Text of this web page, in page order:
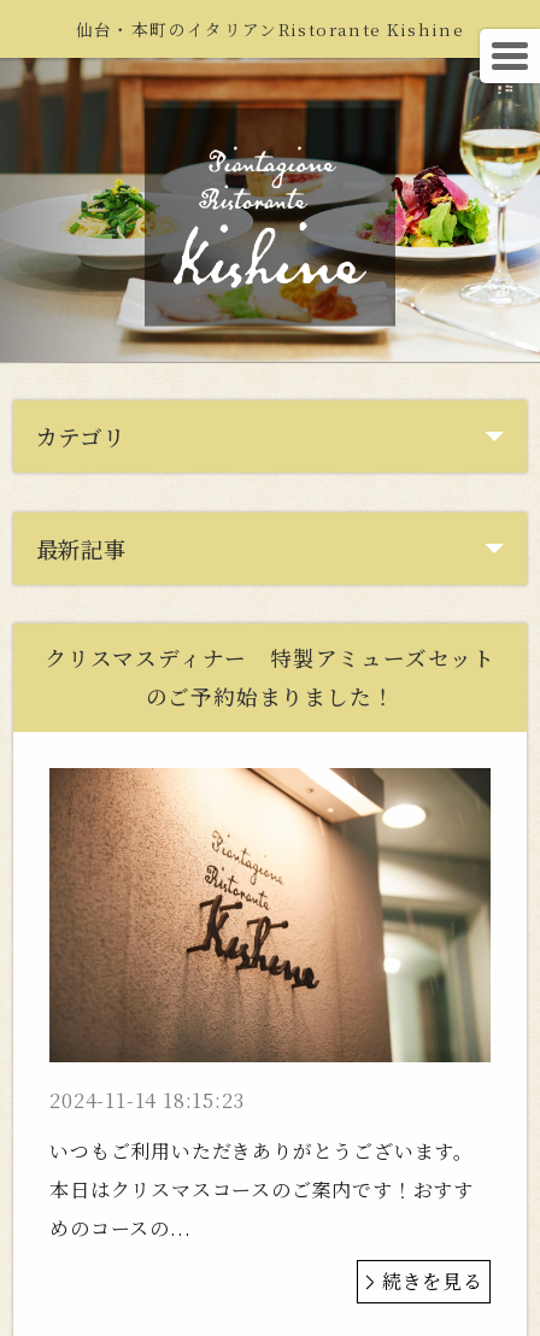
仙台・本町のイタリアンRistorante Kishine
カテゴリ
最新記事
クリスマスディナー 特製アミューズセット
のご予約始まりました！
2024-11-14 18:15:23
いつもご利用いただきありがとうございます。
本日はクリスマスコースのご案内です！おすす
めのコースの...
続きを見る